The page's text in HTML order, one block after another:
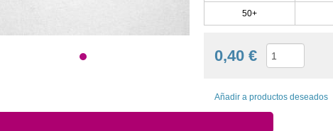
50+
0,40 €
Añadir a productos deseados